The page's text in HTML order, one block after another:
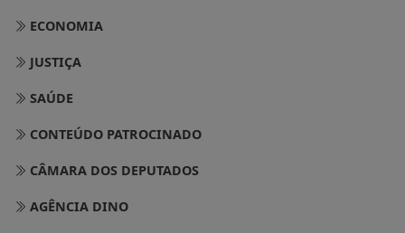
ECONOMIA
JUSTIÇA
SAÚDE
CONTEÚDO PATROCINADO
CÂMARA DOS DEPUTADOS
AGÊNCIA DINO